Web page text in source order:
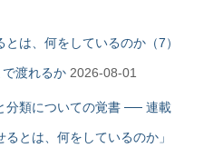
は、何をしているのか（7）
渡れるか 2026-08-01
分類についての覚書 ── 連載
るとは、何をしているのか」